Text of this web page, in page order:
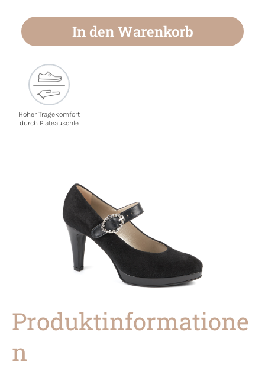
In den Warenkorb
Hoher Tragekomfort
durch Plateausohle
Produktinformatione
n